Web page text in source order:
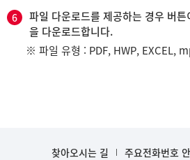
6
파일 다운로드를 제공하는 경우 버
을 다운로드합니다.
※ 파일 유형 : PDF, HWP, EXCEL,
찾아오시는 길 주요전화번호